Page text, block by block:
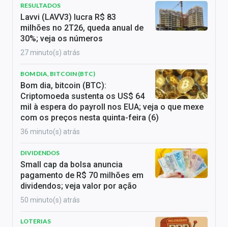
RESULTADOS
Lavvi (LAVV3) lucra R$ 83
milhões no 2T26, queda anual de
30%; veja os números
27 minuto(s) atrás
BOM DIA, BITCOIN (BTC)
Bom dia, bitcoin (BTC):
Criptomoeda sustenta os US$ 64
mil à espera do payroll nos EUA; veja o que mexe
com os preços nesta quinta-feira (6)
36 minuto(s) atrás
DIVIDENDOS
Small cap da bolsa anuncia
pagamento de R$ 70 milhões em
dividendos; veja valor por ação
50 minuto(s) atrás
LOTERIAS